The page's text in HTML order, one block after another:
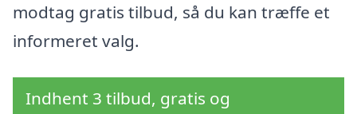
modtag gratis tilbud, så du kan træffe et
informeret valg.
Indhent 3 tilbud, gratis og